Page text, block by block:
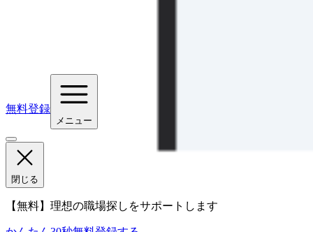
無料登録
メニュー
閉じる
【無料】理想の職場探しをサポートします